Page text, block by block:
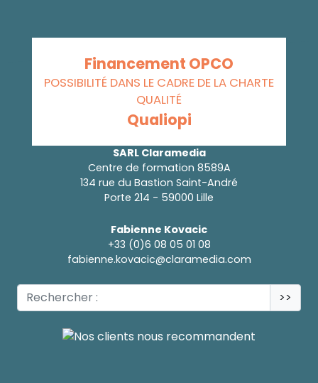
Financement OPCO
POSSIBILITÉ DANS LE CADRE DE LA CHARTE
QUALITÉ
Qualiopi
SARL Claramedia
Centre de formation 8589A
134 rue du Bastion Saint-André
Porte 214 - 59000 Lille
Fabienne Kovacic
+33 (0)6 08 05 01 08
fabienne.kovacic@claramedia.com
>>